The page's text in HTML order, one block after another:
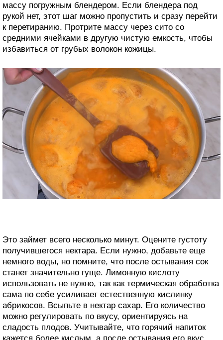
массу погружным блендером. Если блендера под
рукой нет, этот шаг можно пропустить и сразу перейти
к перетиранию. Протрите массу через сито со
средними ячейками в другую чистую емкость, чтобы
избавиться от грубых волокон кожицы.
Это займет всего несколько минут. Оцените густоту
получившегося нектара. Если нужно, добавьте еще
немного воды, но помните, что после остывания сок
станет значительно гуще. Лимонную кислоту
использовать не нужно, так как термическая обработка
сама по себе усиливает естественную кислинку
абрикосов. Всыпьте в нектар сахар. Его количество
можно регулировать по вкусу, ориентируясь на
сладость плодов. Учитывайте, что горячий напиток